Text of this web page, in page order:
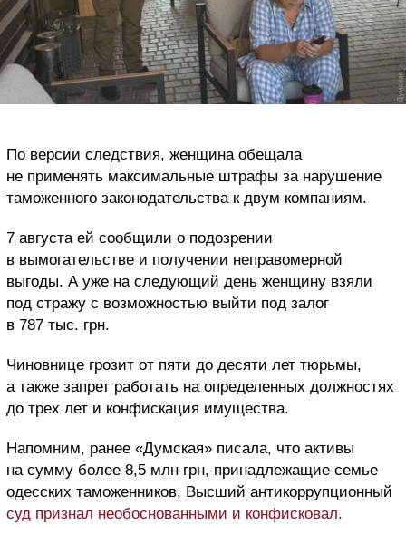
По версии следствия, женщина обещала
не применять максимальные штрафы за нарушение
таможенного законодательства к двум компаниям.
7 августа ей сообщили о подозрении
в вымогательстве и получении неправомерной
выгоды. А уже на следующий день женщину взяли
под стражу с возможностью выйти под залог
в 787 тыс. грн.
Чиновнице грозит от пяти до десяти лет тюрьмы,
а также запрет работать на определенных должностях
до трех лет и конфискация имущества.
Напомним, ранее «Думская» писала, что активы
на сумму более 8,5 млн грн, принадлежащие семье
одесских таможенников, Высший антикоррупционный
суд признал необоснованными и конфисковал.